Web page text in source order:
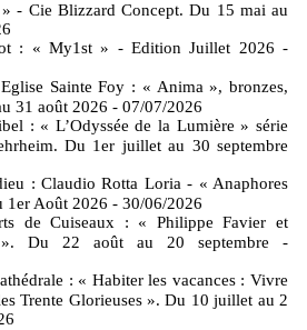
- Cie Blizzard Concept. Du 15 mai au
: « My1st » - Edition Juillet 2026 -
Sainte Foy : « Anima », bronzes,
31 août 2026 - 07/07/2026
: « L’Odyssée de la Lumière » série
Du 1er juillet au 30 septembre
: Claudio Rotta Loria - « Anaphores
1er Août 2026 - 30/06/2026
de Cuiseaux : « Philippe Favier et
». Du 22 août au 20 septembre
-
: « Habiter les vacances : Vivre
Trente Glorieuses ». Du 10 juillet au 2